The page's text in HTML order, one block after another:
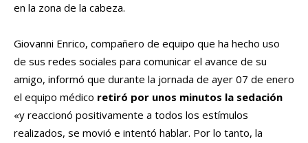
en la zona de la cabeza.
Giovanni Enrico, compañero de equipo que ha hecho uso
de sus redes sociales para comunicar el avance de su
amigo, informó que durante la jornada de ayer 07 de enero
el equipo médico retiró por unos minutos la sedación
«y reaccionó positivamente a todos los estímulos
realizados, se movió e intentó hablar. Por lo tanto, la